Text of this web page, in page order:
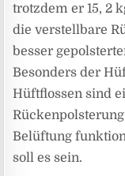
trotzdem er 15, 2
die verstellbare
besser
Besonders der
Hüftflossen sind
Belüftung
soll es sein.